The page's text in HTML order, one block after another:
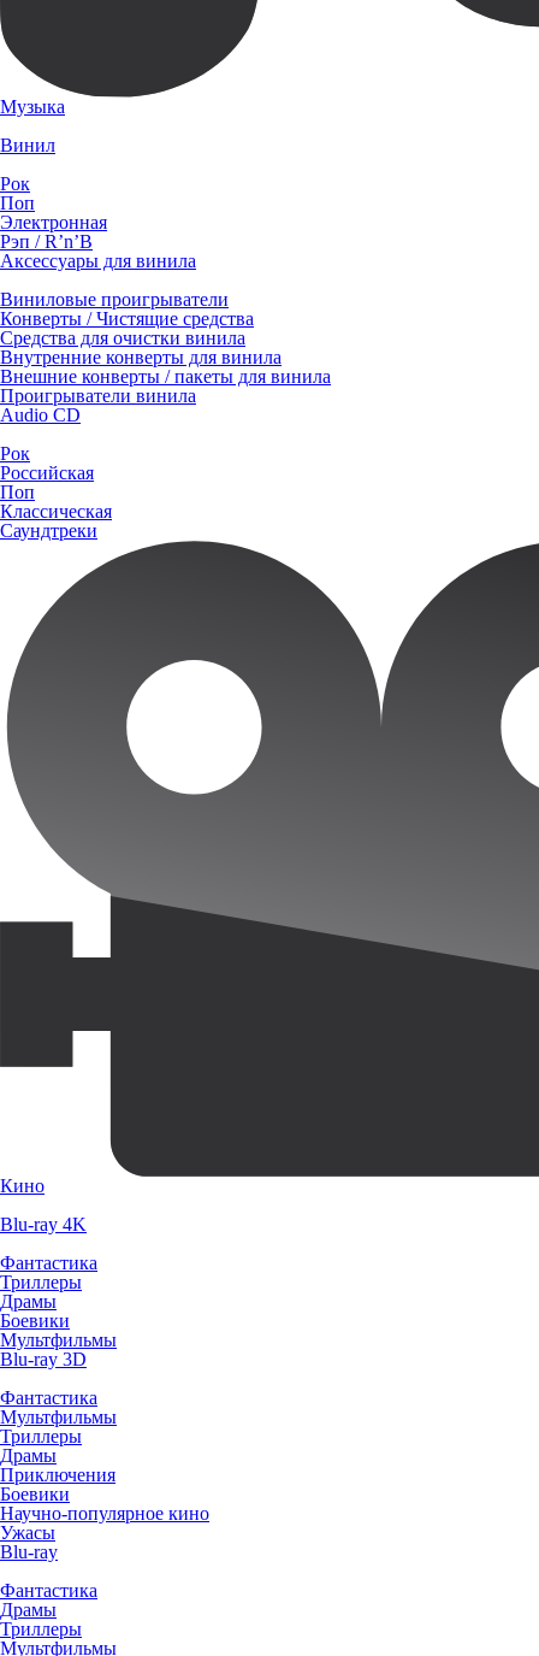
Музыка
Винил
Рок
Поп
Электронная
Рэп / R’n’B
Аксессуары для винила
Виниловые проигрыватели
Конверты / Чистящие средства
Средства для очистки винила
Внутренние конверты для винила
Внешние конверты / пакеты для винила
Проигрыватели винила
Audio CD
Рок
Российская
Поп
Классическая
Саундтреки
Кино
Blu-ray 4K
Фантастика
Триллеры
Драмы
Боевики
Мультфильмы
Blu-ray 3D
Фантастика
Мультфильмы
Триллеры
Драмы
Приключения
Боевики
Научно-популярное кино
Ужасы
Blu-ray
Фантастика
Драмы
Триллеры
Мультфильмы